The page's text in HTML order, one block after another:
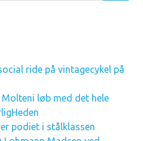
ride på vintagecykel på
Molteni løb med det hele
podiet i stålklassen